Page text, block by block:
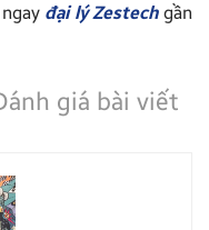
đại lý Zestechgần
giá bài viết